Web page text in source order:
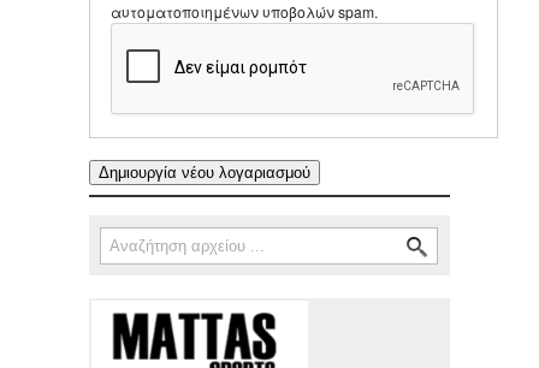
αυτοματοποιημένων υποβολών spam.
Φόρμα αναζήτησης
Αναζήτηση